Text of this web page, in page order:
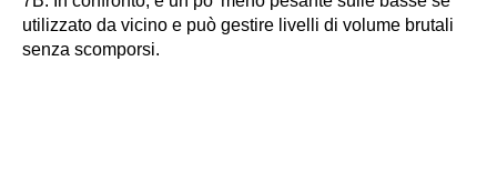
utilizzato da vicino e può gestire livelli di volume brutali
senza scomporsi.